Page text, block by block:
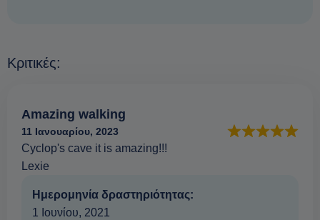
Κριτικές:
Amazing walking
11 Ιανουαρίου, 2023
Cyclop's cave it is amazing!!!
Lexie
Ημερομηνία δραστηριότητας:
1 Ιουνίου, 2021